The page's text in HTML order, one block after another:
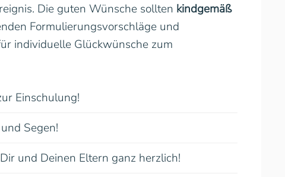
Die guten Wünsche sollten kindgemäß
Formulierungsvorschläge und
individuelle Glückwünsche zum
Einschulung!
Segen!
und Deinen Eltern ganz herzlich!